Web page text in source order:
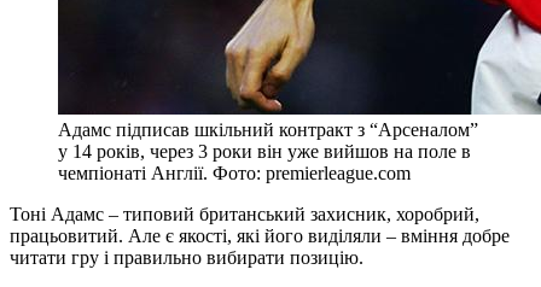
Адамс підписав шкільний контракт з “Арсеналом”
у 14 років, через 3 роки він уже вийшов на поле в
чемпіонаті Англії. Фото: premierleague.com
Тоні Адамс – типовий британський захисник, хоробрий,
працьовитий. Але є якості, які його виділяли – вміння добре
читати гру і правильно вибирати позицію.